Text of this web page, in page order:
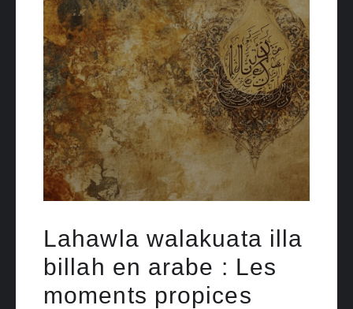
Lahawla walakuata illa
billah en arabe : Les
moments propices